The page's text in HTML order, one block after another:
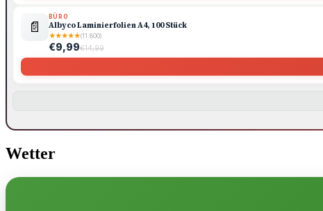
📄
BÜRO
Albyco Laminierfolien A4, 100 Stück
★★★★★(11.800)
€9,99€14,99
Wetter